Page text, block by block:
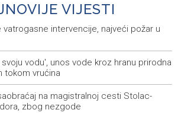
VIJESTI
vatrogasne intervencije, najveći požar u
vodu', unos vode kroz hranu prirodna
tokom vrućina
na magistralnoj cesti Stolac-
zbog nezgode